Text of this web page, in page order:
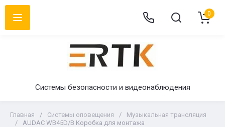
Системы безопасности и видеонаблюдения
0
Главная / Системы оповещения /
Музыкальная трансляция
/
AUDAC WB45D/B Коробка для монтажа